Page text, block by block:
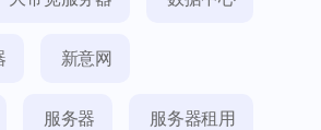
新意网
服务器 服务器租用